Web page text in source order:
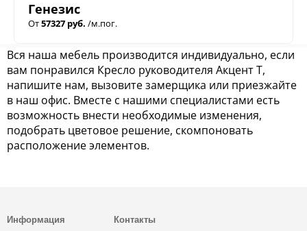
Генезис
От57327 руб. /м.пог.
Вся наша мебель производится индивидуально, если
вам понравился Кресло руководителя Акцент Т,
напишите нам, вызовите замерщика или приезжайте
в наш офис. Вместе с нашими специалистами есть
возможность внести необходимые изменения,
подобрать цветовое решение, скомпоновать
расположение элементов.
Информация Контакты